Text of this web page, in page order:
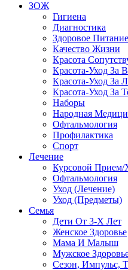
ЗОЖ
Гигиена
Диагностика
Здоровое Питание
Качество Жизни
Красота
Красота-Уход За
Красота-Уход За
Красота-Уход За
Наборы
Народная
Офтальмология
Профилактика
Спорт
Лечение
Курсовой Прием/
Офтальмология
Уход (Лечение)
Уход (Предметы)
Семья
Дети От 3-Х Лет
Женское Здоровье
Мама И Малыш
Мужское
Сезон, Импульс,